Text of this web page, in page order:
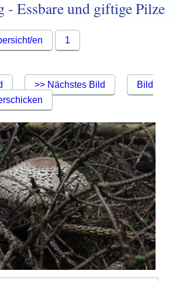
- Essbare und giftige Pilze
en 1
>> Nächstes Bild
Bild